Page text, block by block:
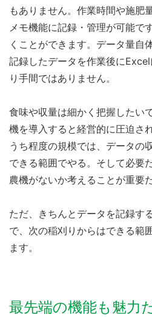
もありません。作業時間や施肥
メモ機能に記録・管理が可能で
くことができます。データ量自
記録したデータを作業後に
り手間ではありません。
食味や収量は細かく把握したい
機を導入すると経営的に圧迫さ
うち程度の規模では、データの
できる範囲でやる。そして必要
農機がないか考えることが重要
ただ、きちんとデータを記録す
で、次の稲刈りからはできる範
ます。
最先端の機能も魅力